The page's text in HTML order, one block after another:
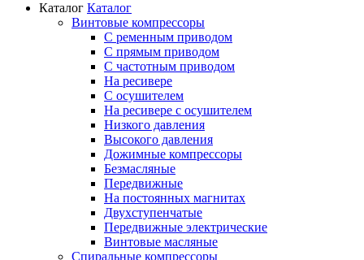
Каталог Каталог
Винтовые компрессоры
С ременным приводом
С прямым приводом
С частотным приводом
На ресивере
С осушителем
На ресивере с осушителем
Низкого давления
Высокого давления
Дожимные компрессоры
Безмасляные
Передвижные
На постоянных магнитах
Двухступенчатые
Передвижные электрические
Винтовые масляные
Спиральные компрессоры